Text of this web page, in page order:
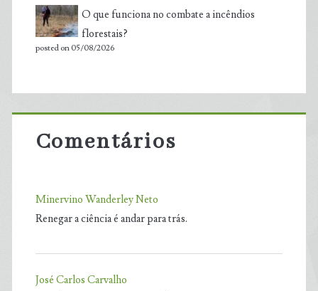
O que funciona no combate a incêndios
florestais?
posted on 05/08/2026
Comentários
Minervino Wanderley Neto
Renegar a ciência é andar para trás.
José Carlos Carvalho